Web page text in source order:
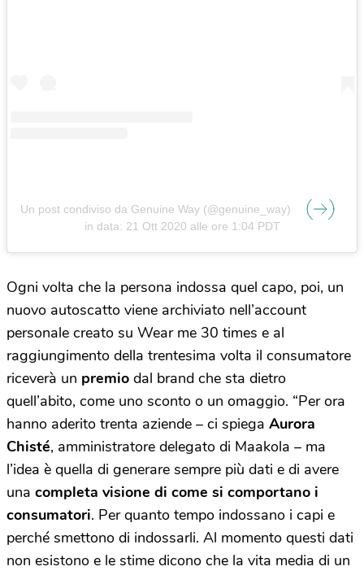
Un post condiviso da Genuine Way (@genuine_way)
in data: 21 Ott 2020 alle ore 1:04 PDT
Ogni volta che la persona indossa quel capo, poi, un
nuovo autoscatto viene archiviato nell’account
personale creato su Wear me 30 times e al
raggiungimento della trentesima volta il consumatore
riceverà un premio dal brand che sta dietro
quell’abito, come uno sconto o un omaggio. “Per ora
hanno aderito trenta aziende – ci spiega Aurora
Chisté, amministratore delegato di Maakola – ma
l’idea è quella di generare sempre più dati e di avere
una completa visione di come si comportano i
consumatori. Per quanto tempo indossano i capi e
perché smettono di indossarli. Al momento questi dati
non esistono e le stime dicono che la vita media di un